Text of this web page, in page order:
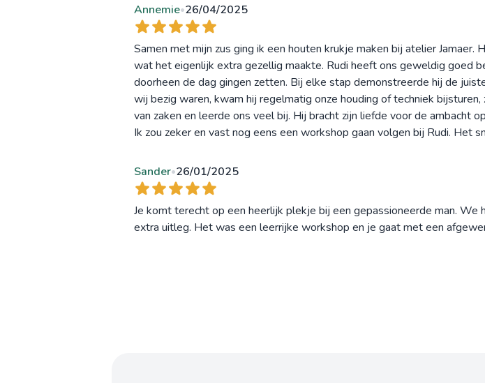
Annemie•26/04/2025
Samen met mijn zus ging ik een houten krukje maken bij atelier
wat het eigenlijk extra gezellig maakte. Rudi heeft ons geweldig goed
doorheen de dag gingen zetten. Bij elke stap demonstreerde hij de
wij bezig waren, kwam hij regelmatig onze houding of techniek
van zaken en leerde ons veel bij. Hij bracht zijn liefde voor de ambacht
Ik zou zeker en vast nog eens een workshop gaan volgen bij Rudi. Het
Sander•26/01/2025
Je komt terecht op een heerlijk plekje bij een gepassioneerde man.
extra uitleg. Het was een leerrijke workshop en je gaat met een